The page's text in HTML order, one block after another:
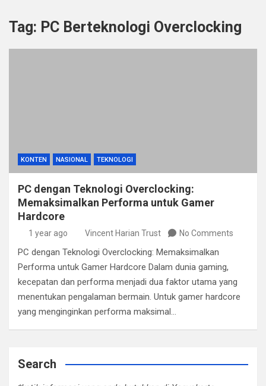
Tag: PC Berteknologi Overclocking
KONTEN NASIONAL TEKNOLOGI
PC dengan Teknologi Overclocking:
Memaksimalkan Performa untuk Gamer
Hardcore
1 year ago Vincent Harian Trust No Comments
PC dengan Teknologi Overclocking: Memaksimalkan
Performa untuk Gamer Hardcore Dalam dunia gaming,
kecepatan dan performa menjadi dua faktor utama yang
menentukan pengalaman bermain. Untuk gamer hardcore
yang menginginkan performa maksimal…
Search